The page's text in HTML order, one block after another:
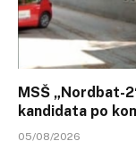
MSŠ „Nordbat-
kandidata po
05/08/2026